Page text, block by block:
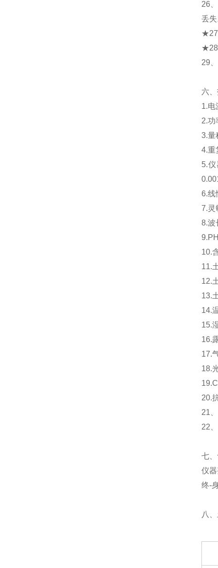
26
丢
★27
★28
29
六
1.电
2.
3.量
4.重
5.
6.线
7.灵
8.波
10.
11.
12.
13.
14.
15.
16.
17.
18.
20.
21
22
七
仪
终-
八